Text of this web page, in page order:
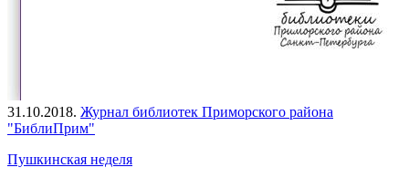
31.10.2018. Журнал библиотек Приморского района
"БиблиПрим"
Пушкинская неделя